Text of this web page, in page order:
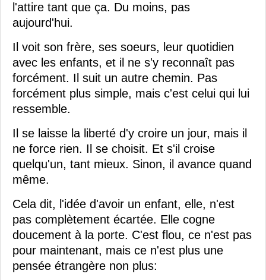
l'attire tant que ça. Du moins, pas
aujourd'hui.
Il voit son frère, ses soeurs, leur quotidien
avec les enfants, et il ne s'y reconnaît pas
forcément. Il suit un autre chemin. Pas
forcément plus simple, mais c'est celui qui lui
ressemble.
Il se laisse la liberté d'y croire un jour, mais il
ne force rien. Il se choisit. Et s'il croise
quelqu'un, tant mieux. Sinon, il avance quand
même.
Cela dit, l'idée d'avoir un enfant, elle, n'est
pas complètement écartée. Elle cogne
doucement à la porte. C'est flou, ce n'est pas
pour maintenant, mais ce n'est plus une
pensée étrangère non plus: